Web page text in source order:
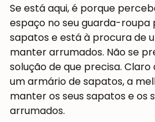
Se está aqui, é porque
espaço no seu guarda-roupa
sapatos e está à procura de
manter arrumados. Não se
solução de que precisa.
um armário de sapatos, a
manter os seus sapatos e os
arrumados.